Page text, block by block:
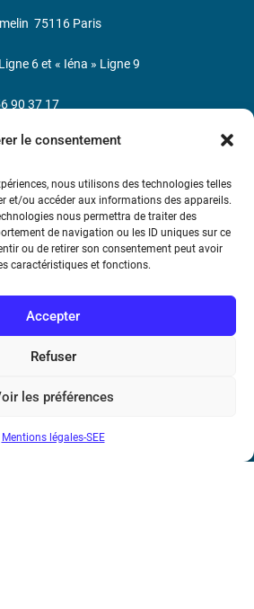
le consentement
nous utilisons des technologies telles
et/ou accéder aux informations des appareils.
nous permettra de traiter des
de navigation ou les ID uniques sur ce
ou de retirer son consentement peut avoir
caractéristiques et fonctions.
Accepter
Refuser
les préférences
Mentions légales-SEE
découvertes d’André-
de Vente
75116 Paris
6 et « Iéna » Ligne 9
90 37 17
232, Code APE : 9412Z TVA intra-